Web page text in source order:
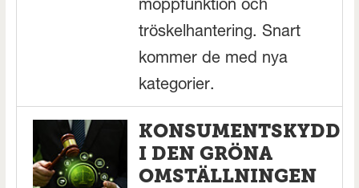
moppfunktion och
tröskelhantering. Snart
kommer de med nya
kategorier.
KONSUMENTSKYDD
I DEN GRÖNA
OMSTÄLLNINGEN